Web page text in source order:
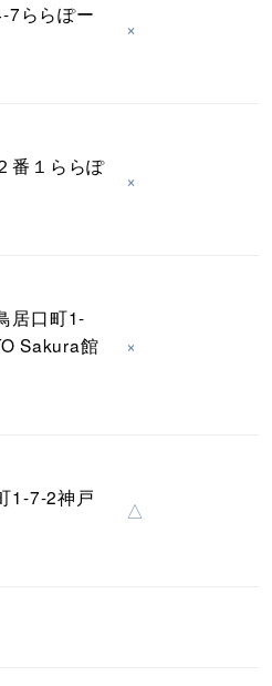
7ららぽー
×
番１ららぽ
×
居口町1-
Sakura館
×
1-7-2神戸
△